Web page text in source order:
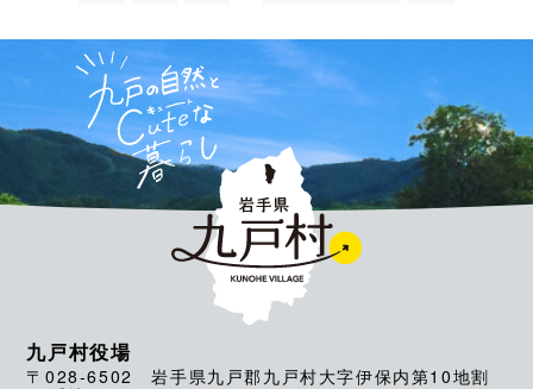
九戸村役場
〒028-6502 岩手県九戸郡九戸村大字伊保内第10地割